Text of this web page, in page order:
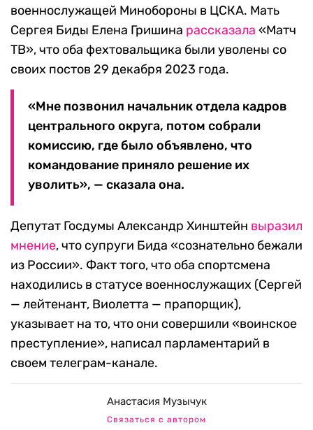
военнослужащей Минобороны в ЦСКА. Мать
Сергея Биды Елена Гришина рассказала «Матч
ТВ», что оба фехтовальщика были уволены со
своих постов 29 декабря 2023 года.
«Мне позвонил начальник отдела кадров
центрального округа, потом собрали
комиссию, где было объявлено, что
командование приняло решение их
уволить», — сказала она.
Депутат Госдумы Александр Хинштейн выразил
мнение, что супруги Бида «сознательно бежали
из России». Факт того, что оба спортсмена
находились в статусе военнослужащих (Сергей
— лейтенант, Виолетта — прапорщик),
указывает на то, что они совершили «воинское
преступление», написал парламентарий в
своем телеграм-канале.
Анастасия Музычук
Связаться с автором